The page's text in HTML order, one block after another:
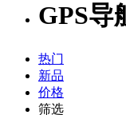
GPS导
热门
新品
价格
筛选